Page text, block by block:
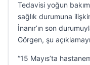
Tedavisi yoğun
sağlık durumuna
İnanır’ın son
Görgen, şu
“15 Mayıs’ta